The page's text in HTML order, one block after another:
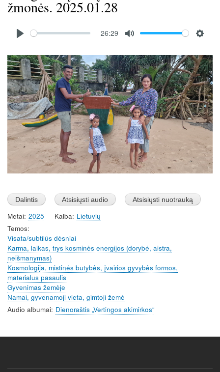
žmonės. 2025.01.28
l
a
y
26:29
u
t
e
e
t
t
i
n
g
s
Image
Metai 2025 Kalba Lietuvių
Temos
Visata/subtilūs dėsniai
Karma, laikas, trys kosminės energijos (dorybė, aistra,
neišmanymas)
Kosmologija, mistinės butybės, įvairios gyvybės formos,
materialus pasaulis
Gyvenimas žemėje
Namai, gyvenamoji vieta, gimtoji žemė
Audio albumai Dienoraštis „Vertingos akimirkos“